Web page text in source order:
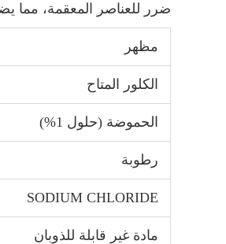
ضرر للعناصر المعقمة، مما
مظهر
الكلور المتاح
الحموضة (حلول 1%)
رطوبة
SODIUM CHLORIDE
مادة غير قابلة للذوبان